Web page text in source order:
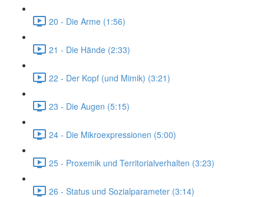
20 - Die Arme (1:56)
21 - Die Hände (2:33)
22 - Der Kopf (und Mimik) (3:21)
23 - Die Augen (5:15)
24 - Die Mikroexpressionen (5:00)
25 - Proxemik und Territorialverhalten (3:23)
26 - Status und Sozialparameter (3:14)